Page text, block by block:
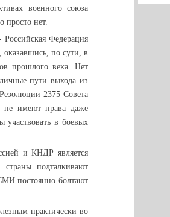
военного союза
просто нет.
Федерация
оказавшись, по сути, в
прошлого века. Нет
пути выхода из
2375 Совета
не имеют права даже
участвовать в боевых
и КНДР является
подталкивают
постоянно болтают
практически во